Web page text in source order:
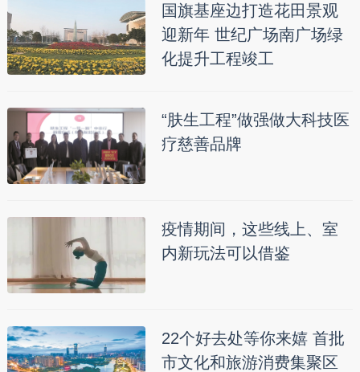
国旗基座边打造花田景观
迎新年 世纪广场南广场绿
化提升工程竣工
“肤生工程”做强做大科技医
疗慈善品牌
疫情期间，这些线上、室
内新玩法可以借鉴
22个好去处等你来嬉 首批
市文化和旅游消费集聚区